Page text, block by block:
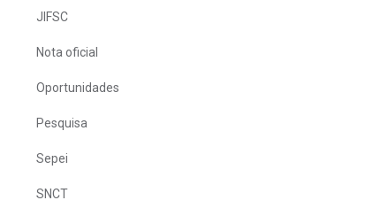
JIFSC
Nota oficial
Oportunidades
Pesquisa
Sepei
SNCT